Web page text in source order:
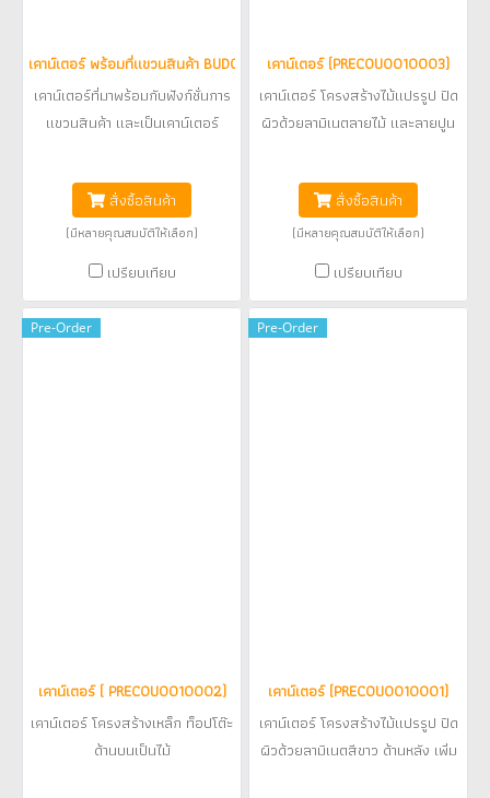
เคาน์เตอร์ พร้อมที่แขวนสินค้า BUD0010003
เคาน์เตอร์ที่มาพร้อมกับฟังก์ชั่นการ
แขวนสินค้า และเป็นเคาน์เตอร์
สั่งซื้อสินค้า
(มีหลายคุณสมบัติให้เลือก)
เปรียบเทียบ
เคาน์เตอร์ (PRECOU0010003)
เคาน์เตอร์ โครงสร้างไม้แปรรูป ปิด
ผิวด้วยลามิเนตลายไม้ และลายปูน
สั่งซื้อสินค้า
(มีหลายคุณสมบัติให้เลือก)
เปรียบเทียบ
Pre-Order
เคาน์เตอร์ ( PRECOU0010002)
เคาน์เตอร์ โครงสร้างเหล็ก ท็อปโต๊ะ
ด้านบนเป็นไม้
Pre-Order
เคาน์เตอร์ (PRECOU0010001)
เคาน์เตอร์ โครงสร้างไม้แปรรูป ปิด
ผิวด้วยลามิเนตสีขาว ด้านหลัง เพิ่ม